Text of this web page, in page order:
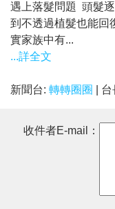
遇上落髮問題 頭髮
到不透過植髮也能回
實家族中有...
...詳全文
新聞台: 轉轉圈圈 | 台
收件者E-mail：